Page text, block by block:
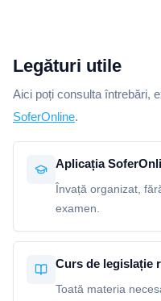
Legături utile
Aici poți consulta întrebări,
SoferOnline.
Aplicația
Învață organizat,
examen.
Curs de legislație
Toată materia